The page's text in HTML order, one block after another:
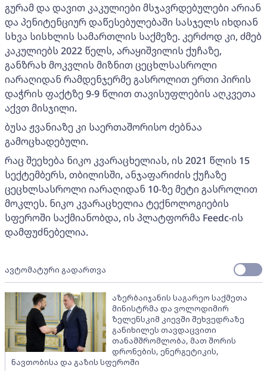
გურამ და დავით კაკულიები მსჯავრდებულები არიან
და პენიტენციურ დაწესებულებაში სასჯელს იხდიან
სხვა სისხლის სამართლის საქმეზე. კერძოდ კი, ძმებ
კაკულიებს 2022 წელს, არაყიშვილის ქუჩაზე,
განზრახ მოკვლის მიზნით ცეცხლსასროლი
იარაღიდან რამდენჯერმე გასროლით ერთი პირის
დაჭრის ფაქტზე 9-9 წლით თავისუფლების აღკვეთა
აქვთ მისჯილი.
ბუსა ჟვანიაზე კი საერთაშორისო ძებნაა
გამოცხადებული.
რაც შეეხება ნიკო კვარაცხელიას, ის 2021 წლის 15
სექტემბერს, თბილისში, ანჯაფარიძის ქუჩაზე
ცეცხლსასროლი იარაღიდან 10-ზე მეტი გასროლით
მოკლეს. ნიკო კვარაცხელია ტექნოლოგიების
სფეროში საქმიანობდა, ის პლატფორმა Feedc-ის
დამფუძნებელია.
ავტომატური გადართვა
აზერბაიჯანის საგარეო საქმეთა
მინისტრმა და ვოლოდიმირ
ზელენსკიმ კიევში შეხვედრაზე
განიხილეს თავდაცვითი
თანამშრომლობა, მათ შორის
დრონების, ენერგეტიკის,
ნავთობისა და გაზის სფეროში